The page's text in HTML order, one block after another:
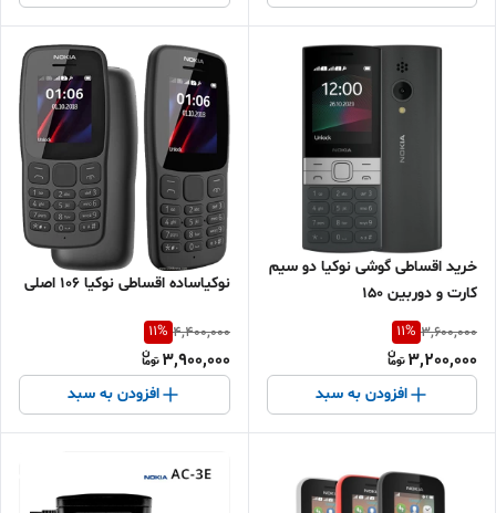
خرید اقساطی گوشی نوکیا دو سیم
کارت و دوربین 150
3,600,000
11%
3,200,000
افزودن به سبد
نوکیاساده اقساطی نوکیا 106 اصلی
4,400,000
11%
3,900,000
افزودن به سبد